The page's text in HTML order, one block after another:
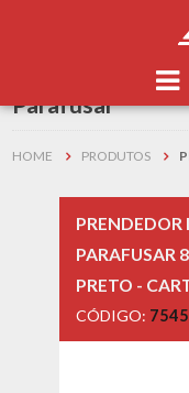
Resultados de
Parafusar
HOME PRODUTOS
PRENDEDOR
PARAFUSAR
PRETO -
CÓDIGO: